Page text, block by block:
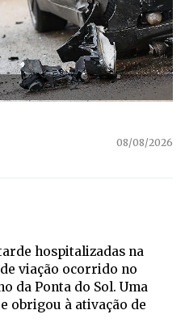
08/08/2026
hospitalizadas na
viação ocorrido no
da Ponta do Sol. Uma
obrigou à ativação de